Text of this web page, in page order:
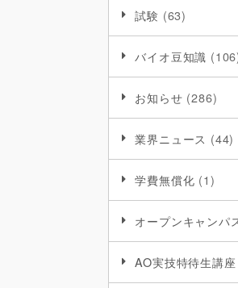
試験 (63)
バイオ豆知識
お知らせ (286)
業界ニュース (44)
学費無償化 (1)
オープンキャンパ
AO実技特待生講座